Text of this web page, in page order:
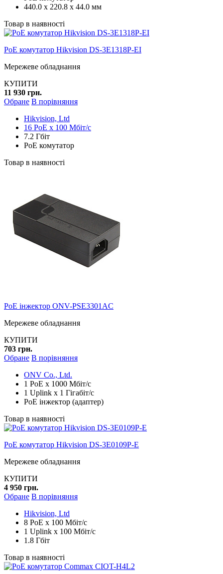
440.0 x 220.8 x 44.0 мм
Товар в наявності
PoE комутатор Hikvision DS-3E1318P-EI
Мережеве обладнання
КУПИТИ
11 930 грн.
Обране В порівняння
Hikvision, Ltd
16 PoE x 100 Мбіт/с
7.2 Гбіт
PoE комутатор
Товар в наявності
PoE інжектор ONV-PSE3301AC
Мережеве обладнання
КУПИТИ
703 грн.
Обране В порівняння
ONV Co., Ltd.
1 PoE x 1000 Мбіт/с
1 Uplink x 1 Гігабіт/с
PoE інжектор (адаптер)
Товар в наявності
PoE комутатор Hikvision DS-3E0109P-E
Мережеве обладнання
КУПИТИ
4 950 грн.
Обране В порівняння
Hikvision, Ltd
8 PoE x 100 Мбіт/с
1 Uplink x 100 Мбіт/с
1.8 Гбіт
Товар в наявності